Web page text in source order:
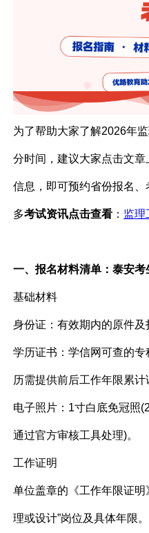
为了帮助大家了解2026年
分时间，建议大家点击文章
信息，即可预约省份报名
多考试资讯点击查看 ： 监理
一、报名材料清单：泰安考
基础材料
身份证：有效期内的原件及
学历证书：学信网可查的
历需提供前后工作年限累计
电子照片：1寸白底免冠照
通过官方审核工具处理)。
工作证明
单位盖章的《工作年限证
理或设计”岗位及具体年限。